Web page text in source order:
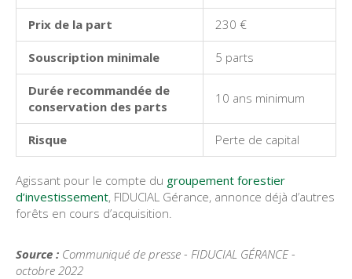
Prix de la part 230 €
Souscription minimale 5 parts
Durée recommandée de
conservation des parts
10 ans minimum
Risque Perte de capital
Agissant pour le compte du groupement forestier
d’investissement, FIDUCIAL Gérance, annonce déjà d’autres
forêts en cours d’acquisition.
Source : Communiqué de presse - FIDUCIAL GÉRANCE -
octobre 2022